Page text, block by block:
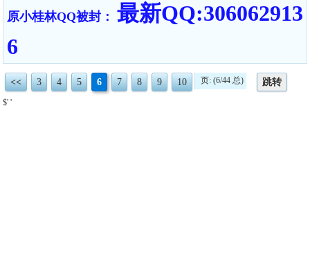
原小桂林QQ被封： 最新QQ:306062913
6
<< 3 4 5 6 7 8 9 10 页: (6/44 总) 跳转
$' '